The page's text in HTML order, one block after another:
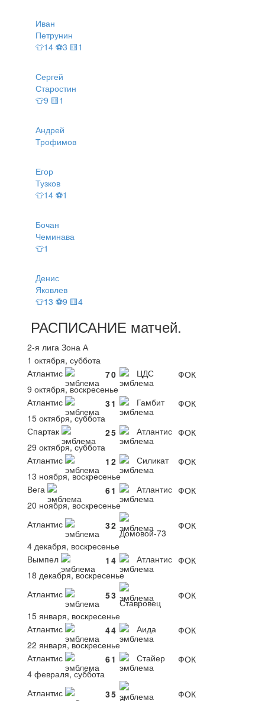
Иван
Петрунин
👕14 ⚽3 🟨1
Сергей
Старостин
👕9 🟨1
Андрей
Трофимов
Егор
Тузков
👕14 ⚽1
Бочан
Чеминава
👕1
Денис
Яковлев
👕13 ⚽9 🟨4
РАСПИСАНИЕ матчей.
2-я лига Зона А
1 октября, суббота
Атлантис
70 ЦДС
ФОК
9 октября, воскресенье
Атлантис
31 Гамбит
ФОК
15 октября, суббота
Спартак
25 Атлантис ФОК
29 октября, суббота
Атлантис
1 2 Силикат
ФОК
13 ноября, воскресенье
Вега
61 Атлантис ФОК
20 ноября, воскресенье
Атлантис
32
Домовой-73
ФОК
4 декабря, воскресенье
Вымпел
1 4 Атлантис ФОК
18 декабря, воскресенье
Атлантис
53
Ставровец
ФОК
15 января, воскресенье
Атлантис
44 Аида
ФОК
22 января, воскресенье
Атлантис
61 Стайер
ФОК
4 февраля, суббота
Атлантис
35 ФОК